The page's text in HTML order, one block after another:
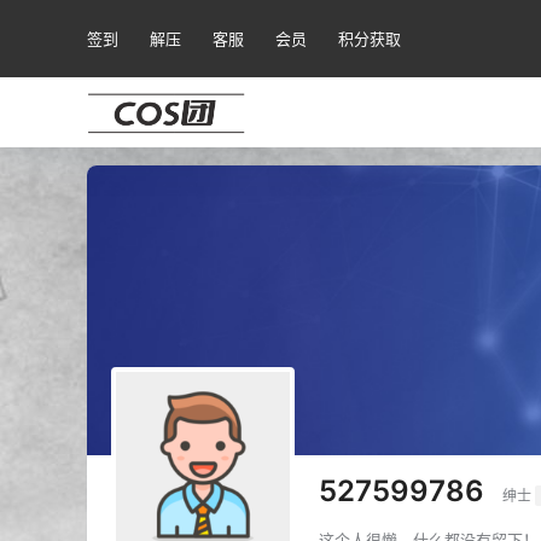
签到 解压 客服 会员 积分获取
527599786 绅士